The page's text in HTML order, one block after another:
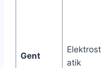
Gent
Elektrost
atik